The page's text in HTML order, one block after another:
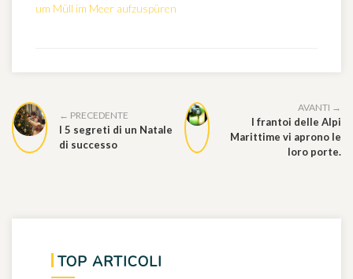
um Müll im Meer aufzuspüren
← PRECEDENTE
I 5 segreti di un Natale
di successo
AVANTI →
I frantoi delle Alpi
Marittime vi aprono le
loro porte.
TOP ARTICOLI